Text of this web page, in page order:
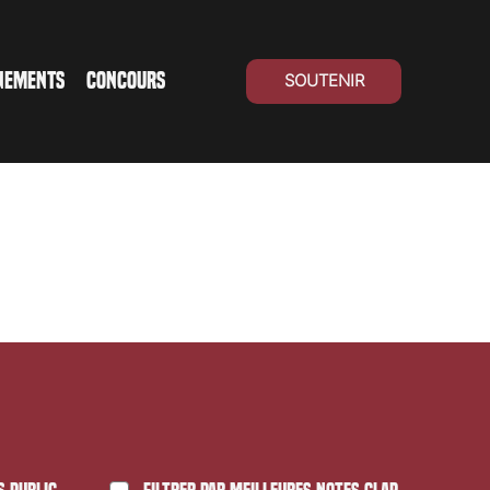
CONCOURS SOUTENIR